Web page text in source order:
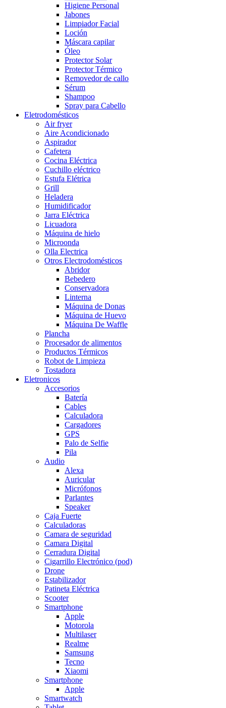
Higiene Personal
Jabones
Limpiador Facial
Loción
Máscara capilar
Óleo
Protector Solar
Protector Térmico
Removedor de callo
Sérum
Shampoo
Spray para Cabello
Eletrodomésticos
Air fryer
Aire Acondicionado
Aspirador
Cafetera
Cocina Eléctrica
Cuchillo eléctrico
Estufa Elétrica
Grill
Heladera
Humidificador
Jarra Eléctrica
Licuadora
Máquina de hielo
Microonda
Olla Electrica
Otros Electrodomésticos
Abridor
Bebedero
Conservadora
Linterna
Máquina de Donas
Máquina de Huevo
Máquina De Waffle
Plancha
Procesador de alimentos
Productos Térmicos
Robot de Limpieza
Tostadora
Eletronicos
Accesorios
Batería
Cables
Calculadora
Cargadores
GPS
Palo de Selfie
Pila
Audio
Alexa
Auricular
Micrófonos
Parlantes
Speaker
Caja Fuerte
Calculadoras
Camara de seguridad
Camara Digital
Cerradura Digital
Cigarrillo Electrónico (pod)
Drone
Estabilizador
Patineta Eléctrica
Scooter
Smartphone
Apple
Motorola
Multilaser
Realme
Samsung
Tecno
Xiaomi
Smartphone
Apple
Smartwatch